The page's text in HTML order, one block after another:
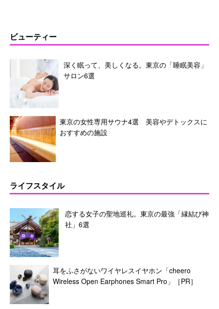
ビューティー
深く眠って、美しくなる。東京の「睡眠美容」
サロン6選
東京の女性専用サウナ4選 美容やデトックスに
おすすめの施設
ライフスタイル
恋する女子の聖地巡礼。東京の最強「縁結び神
社」6選
耳をふさがないワイヤレスイヤホン「cheero
Wireless Open Earphones Smart Pro」［PR］